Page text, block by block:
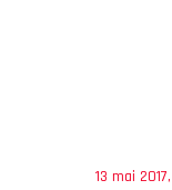
13 mai 2017,